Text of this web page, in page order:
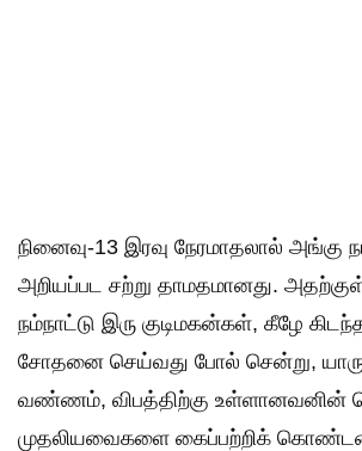
நினைவு-13 இரவு நேரமாதலால் அங்கு
அறியப்பட சற்று தாமதமானது.
நம்நாட்டு இரு குடிமகன்கள், கீழே
சோதனை செய்வது போல் சென்று,
வண்ணம், விபத்திற்கு உள்ளானவனின்
முதலியவைகளை கைப்பற்றிக்